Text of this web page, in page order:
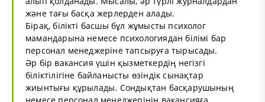
және тағы басқа жерлерден алады.
Бірақ, білікті басшы бұл жұмысты психолог
мамандарына немесе психологиядан білімі бар
персонал менеджеріне тапсыруға тырысады.
Әр бір вакансия үшін қызметкердің негізгі
біліктілігіне байланысты өзіндік сынақтар
жиынтығы құрылады. Сондықтан басқарушының
немесе персонал менеджерінің вакансияға